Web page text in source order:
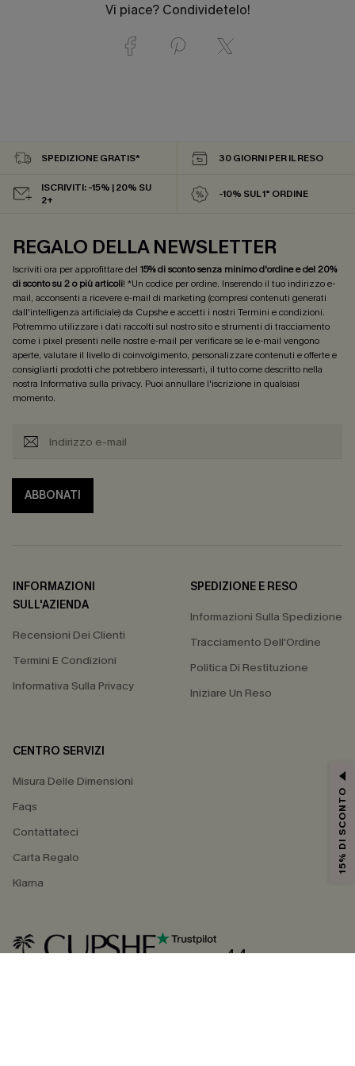
Vi piace? Condividetelo!
SPEDIZIONE GRATIS* 30 GIORNI PER IL RESO
ISCRIVITI: -15% | 20% SU
2+
-10% SUL 1° ORDINE
REGALO DELLA NEWSLETTER
Iscriviti ora per approfittare del 15% di sconto senza minimo d'ordine e del 20%
di sconto su 2 o più articoli! *Un codice per ordine. Inserendo il tuo indirizzo e-
mail, acconsenti a ricevere e-mail di marketing (compresi contenuti generati
dall'intelligenza artificiale) da Cupshe e accetti i nostri Termini e condizioni.
Potremmo utilizzare i dati raccolti sul nostro sito e strumenti di tracciamento
come i pixel presenti nelle nostre e-mail per verificare se le e-mail vengono
aperte, valutare il livello di coinvolgimento, personalizzare contenuti e offerte e
consigliarti prodotti che potrebbero interessarti, il tutto come descritto nella
nostra Informativa sulla privacy. Puoi annullare l'iscrizione in qualsiasi
momento.
ABBONATI
INFORMAZIONI
SULL'AZIENDA
Recensioni Dei Clienti
Termini E Condizioni
Informativa Sulla Privacy
SPEDIZIONE E RESO
Informazioni Sulla Spedizione
Tracciamento Dell'Ordine
Politica Di Restituzione
Iniziare Un Reso
CENTRO SERVIZI
Misura Delle Dimensioni
Faqs
Contattateci
Carta Regalo
Klarna
4.4
15% DI SCONTO